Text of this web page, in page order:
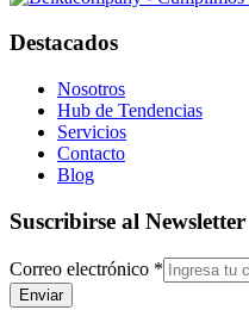
Destacados
Nosotros
Hub de Tendencias
Servicios
Contacto
Blog
Suscribirse al Newsletter
Correo electrónico *
Enviar